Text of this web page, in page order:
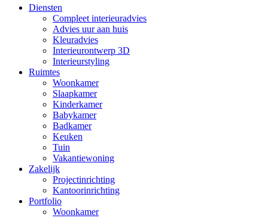
Diensten
Compleet interieuradvies
Advies uur aan huis
Kleuradvies
Interieurontwerp 3D
Interieurstyling
Ruimtes
Woonkamer
Slaapkamer
Kinderkamer
Babykamer
Badkamer
Keuken
Tuin
Vakantiewoning
Zakelijk
Projectinrichting
Kantoorinrichting
Portfolio
Woonkamer